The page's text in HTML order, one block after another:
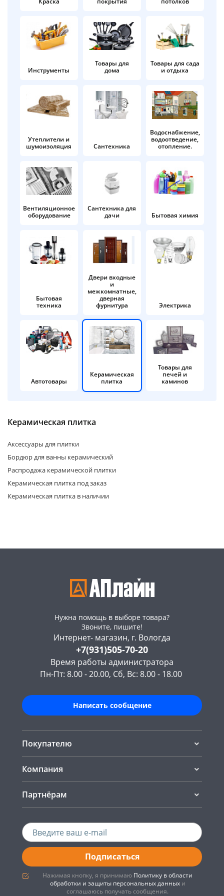
Инструменты
Товары для
дома
Товары для сада
и отдыха
Утеплители и
шумоизоляция
Сантехника
Водоснабжение,
водоотведение,
отопление.
Вентиляционное
оборудование
Сантехника для
дачи
Бытовая химия
Бытовая
техника
Двери входные
и
межкомнатные,
дверная
фурнитура
Электрика
Автотовары
Керамическая
плитка
Товары для
печей и
каминов
Керамическая плитка
Аксессуары для плитки
Бордюр для ванны керамический
Распродажа керамической плитки
Керамическая плитка под заказ
Керамическая плитка в наличии
Нужна помощь в выборе товара?
Звоните, пишите!
Интернет- магазин, г. Вологда
+7(931)505-70-20
Время работы администратора
Пн-Пт: 8.00 - 20.00, Сб, Вс: 8.00 - 18.00
Написать сообщение
Покупателю
Компания
Партнёрам
Подписаться
Нажимая кнопку, я принимаю Политику в области
обработки и защиты персональных данныхи
соглашаюсь получать сообщения.
в корзину
Оплачивайте сегодня только
25% картой любого банка
Получайте товар
выбранный способом
Оставшиеся
% будут
по25%каждые 2 недели
Подробнее
об оплате Плайтом
раз в 2
недели
Остались вопросы?
8 800 302-02-51
plait.ru